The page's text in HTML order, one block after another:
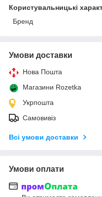
Користувальницькі
Бренд
Умови доставки
Нова Пошта
Магазини Rozetka
Укрпошта
Самовивіз
Всі умови доставки
Умови оплати